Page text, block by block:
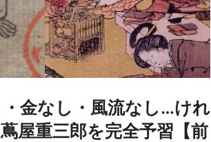
金なし・風流なし…けれ
屋重三郎を完全予習【前